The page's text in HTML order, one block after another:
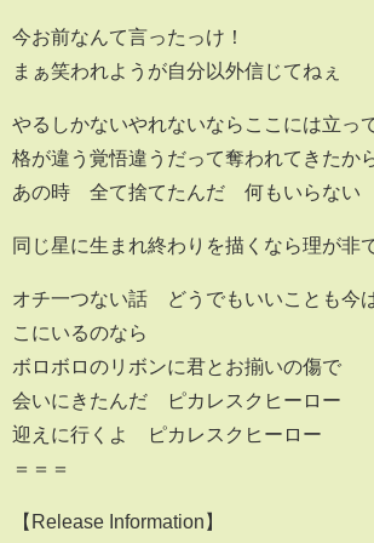
今お前なんて言ったっけ！
まぁ笑われようが自分以外信じてねぇ
やるしかないやれないならここには立っ
格が違う覚悟違うだって奪われてきたか
あの時 全て捨てたんだ 何もいらない
同じ星に生まれ終わりを描くなら理が非
オチ一つない話 どうでもいいことも今
こにいるのなら
ボロボロのリボンに君とお揃いの傷で
会いにきたんだ ピカレスクヒーロー
迎えに行くよ ピカレスクヒーロー
＝＝＝
【Release Information】